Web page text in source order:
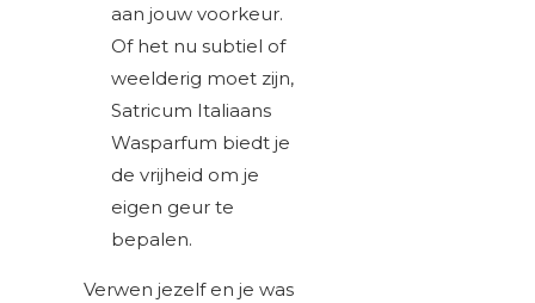
aan jouw voorkeur.
Of het nu subtiel of
weelderig moet zijn,
Satricum Italiaans
Wasparfum biedt je
de vrijheid om je
eigen geur te
bepalen.
Verwen jezelf en je was